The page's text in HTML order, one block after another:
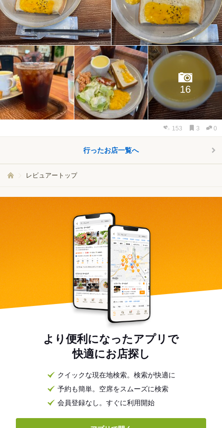
16
153 3 0
行ったお店一覧へ
レビュアートップ
より便利になったアプリで
快適にお店探し
クイックな現在地検索。検索が快適に
予約も簡単。空席をスムーズに検索
会員登録なし。すぐに利用開始